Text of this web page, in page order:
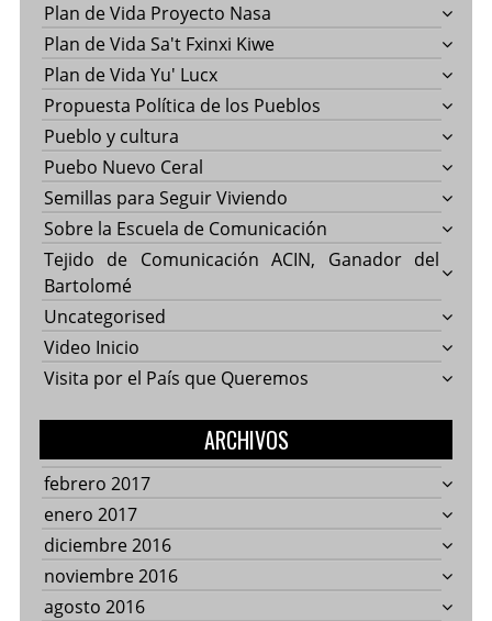
Plan de Vida Proyecto Nasa
Plan de Vida Sa't Fxinxi Kiwe
Plan de Vida Yu' Lucx
Propuesta Política de los Pueblos
Pueblo y cultura
Puebo Nuevo Ceral
Semillas para Seguir Viviendo
Sobre la Escuela de Comunicación
Tejido de Comunicación ACIN, Ganador del
Bartolomé
Uncategorised
Video Inicio
Visita por el País que Queremos
ARCHIVOS
febrero 2017
enero 2017
diciembre 2016
noviembre 2016
agosto 2016